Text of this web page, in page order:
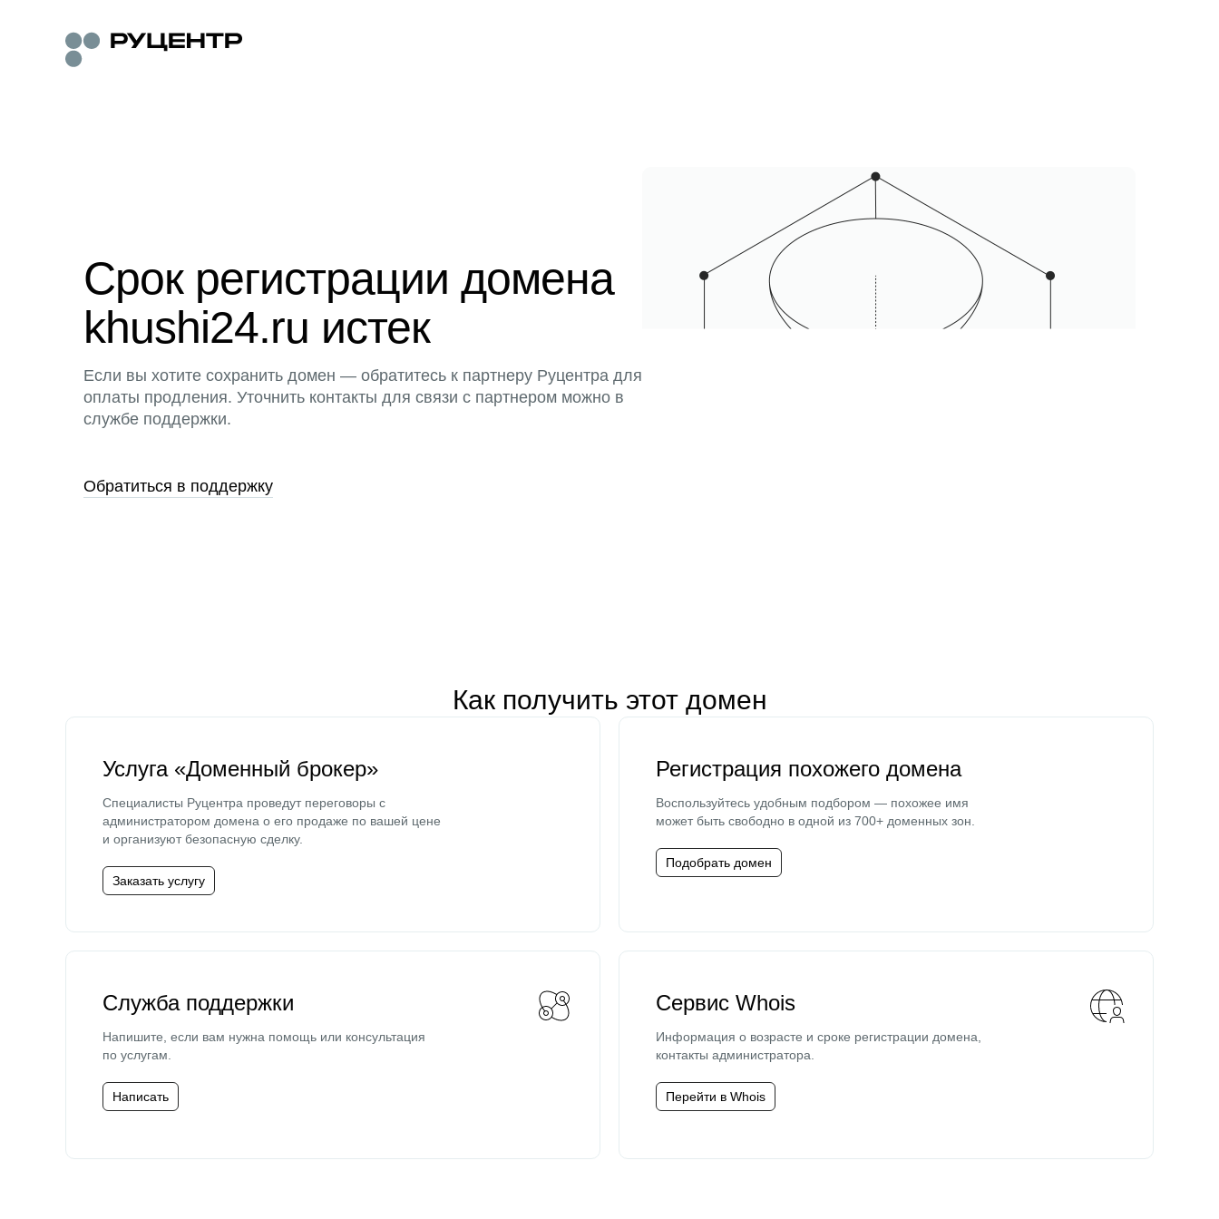
Срок регистрации домена
khushi24.ru истек
Если вы хотите сохранить домен — обратитесь к партнеру Руцентра для
оплаты продления. Уточнить контакты для связи с партнером можно в
службе поддержки.
Обратиться в поддержку
Как получить этот домен
Услуга «Доменный брокер»
Специалисты Руцентра проведут переговоры с
администратором домена о его продаже по вашей цене
и организуют безопасную сделку.
Заказать услугу
Регистрация похожего домена
Воспользуйтесь удобным подбором — похожее имя
может быть свободно в одной из 700+ доменных зон.
Подобрать домен
Служба поддержки
Напишите, если вам нужна помощь или консультация
по услугам.
Написать
Сервис Whois
Информация о возрасте и сроке регистрации домена,
контакты администратора.
Перейти в Whois